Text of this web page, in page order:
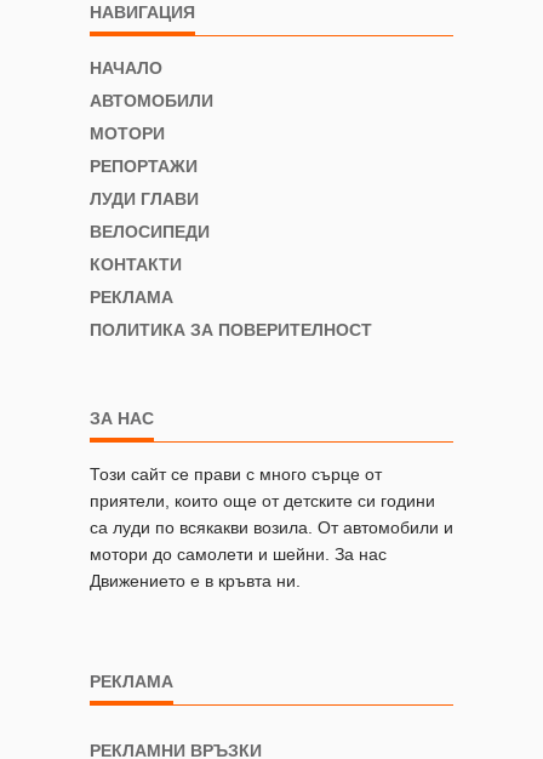
НАВИГАЦИЯ
НАЧАЛО
АВТОМОБИЛИ
МОТОРИ
РЕПОРТАЖИ
ЛУДИ ГЛАВИ
ВЕЛОСИПЕДИ
КОНТАКТИ
РЕКЛАМА
ПОЛИТИКА ЗА ПОВЕРИТЕЛНОСТ
ЗА НАС
Този сайт се прави с много сърце от
приятели, които още от детските си години
са луди по всякакви возила. От автомобили и
мотори до самолети и шейни. За нас
Движението е в кръвта ни.
РЕКЛАМА
РЕКЛАМНИ ВРЪЗКИ